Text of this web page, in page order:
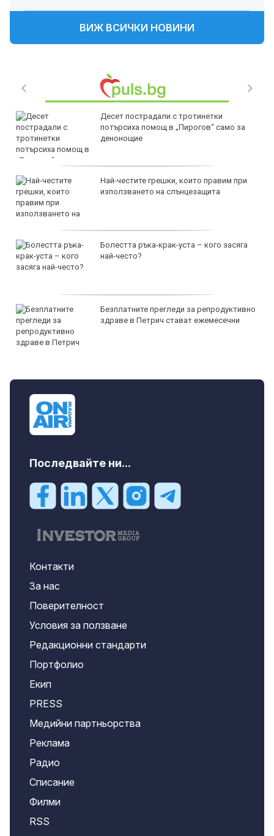
ВИЖ ВСИЧКИ НОВИНИ
Десет пострадали с тротинетки
потърсиха помощ в „Пирогов“ само за
денонощие
Най-честите грешки, които правим при
използването на слънцезащита
Болестта ръка-крак-уста – кого засяга
най-често?
Безплатните прегледи за репродуктивно
здраве в Петрич стават ежемесечни
Последвайте ни...
Контакти
За нас
Поверителност
Условия за ползване
Редакционни стандарти
Портфолио
Екип
PRESS
Медийни партньорства
Реклама
Радио
Списание
Филми
RSS